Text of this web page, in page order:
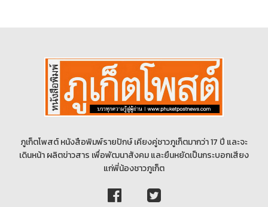
ภูเก็ตโพสต์ หนังสือพิมพ์รายปักษ์ เคียงคู่ชาวภูเก็ตมากว่า 17 ปี และจะ
เดินหน้า ผลิตข่าวสาร เพื่อพัฒนาสังคม และยืนหยัดเป็นกระบอกเสียง
แก่พี่น้องชาวภูเก็ต